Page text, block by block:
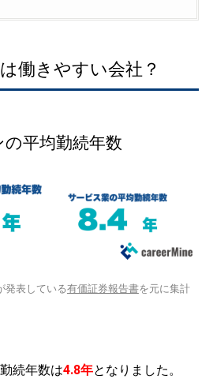
働きやすい会社？
平均勤続年数
発表している有価証券報告書を元に集計
続年数は4.8年となりました。